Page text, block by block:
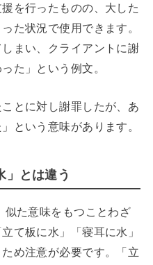
を行ったものの、大した
た状況で使用できます。
まい、クライアントに謝
た」という例文。
とに対し謝罪したが、あ
という意味があります。
」とは違う
似た意味をもつことわざ
て板に水」「寝耳に水」
め注意が必要です。「立